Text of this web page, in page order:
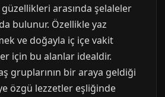
arasında şelaleler
bulunur. Özellikle yaz
ve doğayla iç içe vakit
için bu alanlar idealdir.
gruplarının bir araya geldiği
özgü lezzetler eşliğinde